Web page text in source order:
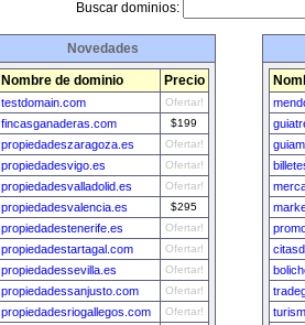
Buscar dominios:
Novedades
Nombre de dominio Precio
testdomain.com Ofertar!
fincasganaderas.com $199
propiedadeszaragoza.es Ofertar!
propiedadesvigo.es Ofertar!
propiedadesvalladolid.es Ofertar!
propiedadesvalencia.es $295
propiedadestenerife.es Ofertar!
propiedadestartagal.com Ofertar!
propiedadessevilla.es Ofertar!
propiedadessanjusto.com Ofertar!
propiedadesriogallegos.com Ofertar!